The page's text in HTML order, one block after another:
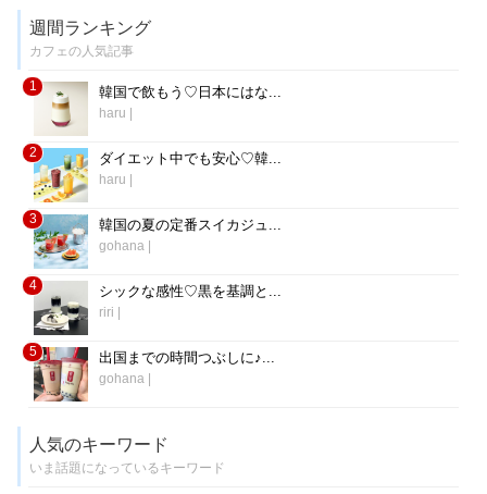
週間ランキング
カフェの人気記事
1 韓国で飲もう♡日本にはな...
haru
2 ダイエット中でも安心♡韓...
haru
3 韓国の夏の定番スイカジュ...
gohana
4 シックな感性♡黒を基調と...
riri
5 出国までの時間つぶしに♪...
gohana
人気のキーワード
いま話題になっているキーワード